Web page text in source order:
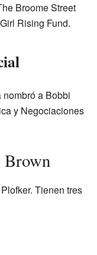
Broome Street
Rising Fund.
nombró a Bobbi
y Negociaciones
Brown
Tienen tres